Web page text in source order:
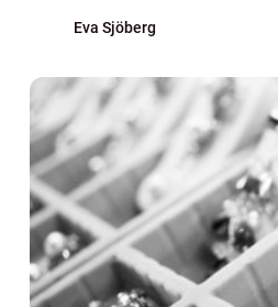
horisont...
Eva Sjöberg